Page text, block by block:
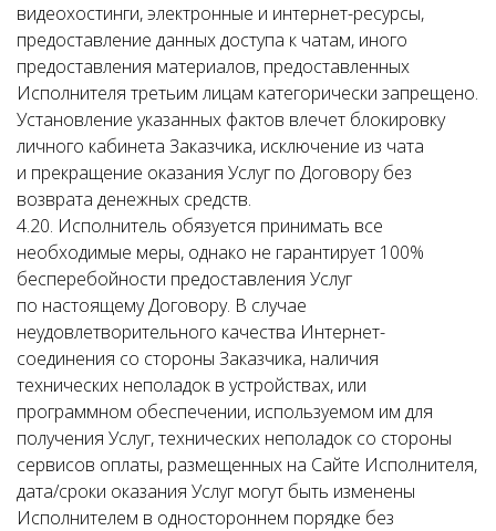
видеохостинги, электронные и интернет-ресурсы,
предоставление данных доступа к чатам, иного
предоставления материалов, предоставленных
Исполнителя третьим лицам категорически запрещено.
Установление указанных фактов влечет блокировку
личного кабинета Заказчика, исключение из чата
и прекращение оказания Услуг по Договору без
возврата денежных средств.
4.20. Исполнитель обязуется принимать все
необходимые меры, однако не гарантирует 100%
бесперебойности предоставления Услуг
по настоящему Договору. В случае
неудовлетворительного качества Интернет-
соединения со стороны Заказчика, наличия
технических неполадок в устройствах, или
программном обеспечении, используемом им для
получения Услуг, технических неполадок со стороны
сервисов оплаты, размещенных на Сайте Исполнителя,
дата/сроки оказания Услуг могут быть изменены
Исполнителем в одностороннем порядке без